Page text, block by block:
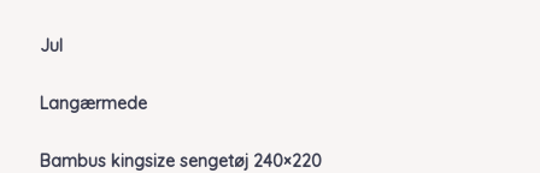
Jul
Langærmede
Bambus kingsize sengetøj 240×220